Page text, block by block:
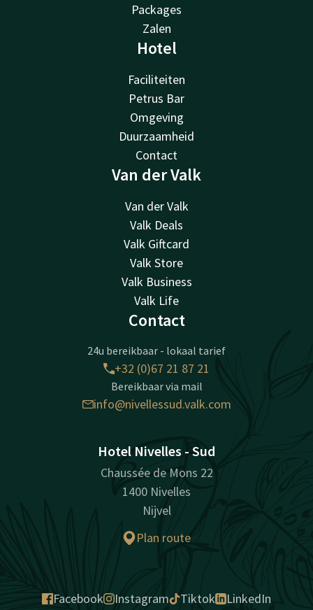
Packages
Zalen
Hotel
Faciliteiten
Petrus Bar
Omgeving
Duurzaamheid
Contact
Van der Valk
Van der Valk
Valk Deals
Valk Giftcard
Valk Store
Valk Business
Valk Life
Contact
24u bereikbaar - lokaal tarief
+32 (0)67 21 87 21
Bereikbaar via mail
info@nivellessud.valk.com
Hotel Nivelles - Sud
Chaussée de Mons 22
1400 Nivelles
Nijvel
Plan route
Facebook Instagram Tiktok LinkedIn